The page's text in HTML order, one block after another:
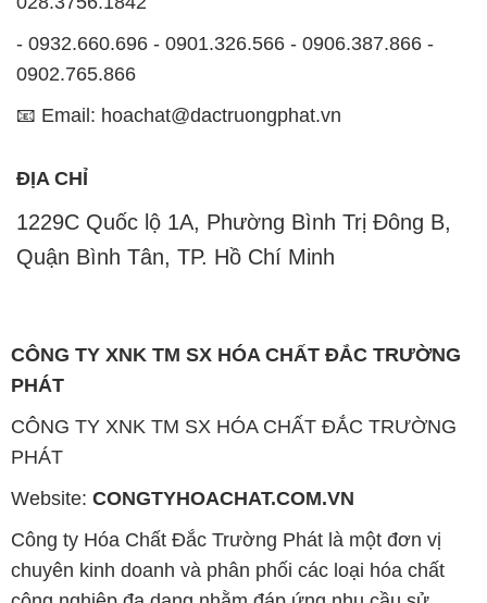
ĐỊA CHỈ
1229C Quốc lộ 1A, Phường Bình Trị Đông B,
Quận Bình Tân, TP. Hồ Chí Minh
CÔNG TY XNK TM SX HÓA CHẤT ĐẮC TRƯỜNG
PHÁT
Website:CONGTYHOACHAT.COM.VN
chuyên kinh doanh và phân phối các loại hóa chất
công nghiệp đa dạng nhằm đáp ứng nhu cầu sử
dụng của khách hàng một cách tốt nhất.
Chúng tôi cam kết mang đến sự hài lòng và đáp ứng
nhu cầu của khách hàng với chất lượng sản phẩm